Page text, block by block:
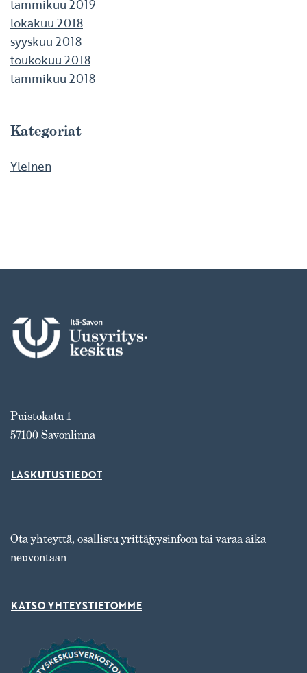
tammikuu 2019
lokakuu 2018
syyskuu 2018
toukokuu 2018
tammikuu 2018
Kategoriat
Yleinen
Puistokatu 1
57100 Savonlinna
LASKUTUSTIEDOT
Ota yhteyttä, osallistu yrittäjyysinfoon tai varaa aika
neuvontaan
KATSO YHTEYSTIETOMME